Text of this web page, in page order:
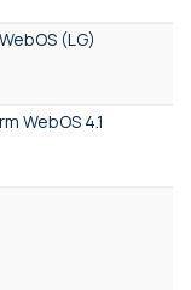
(LG)
WebOS 4.1